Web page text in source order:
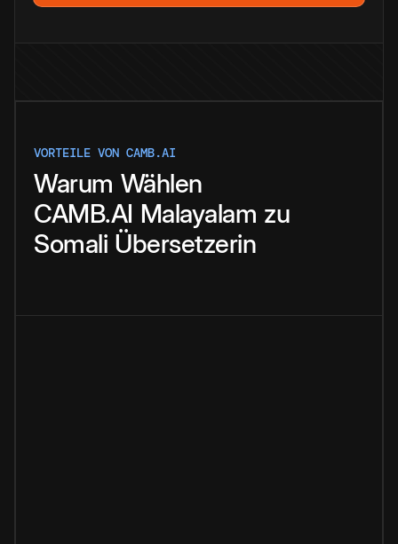
VORTEILE VON CAMB.AI
Warum Wählen
CAMB.AI Malayalam zu
Somali Übersetzerin